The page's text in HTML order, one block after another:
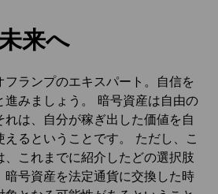
来へ
フランプのエキスパート。自信を
進みましょう。 暗号資産は自由の
は、自分が稼ぎ出した価値を自
るということです。 ただし、こ
、これまでに紹介したどの選択肢
暗号資産を法定通貨に交換した時